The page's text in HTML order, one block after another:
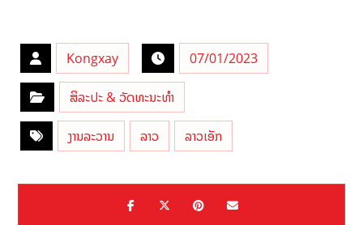
Kongxay 07/01/2023
ສິລະປະ & ວັດທະນະທຳ
ງານລະວານ ລາວ ລາວເອັກ